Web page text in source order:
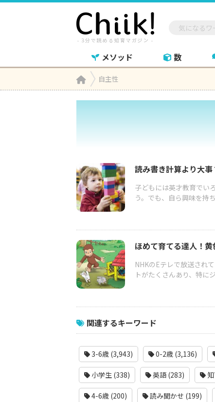
メソッド 数
Home自主性
読み書き計算より大事
子どもには英才教育でい
う。でも、自ら興味を持
ほめて育てる達人！
NHKのEテレで放送され
トがたくさんあり、特に
関連するキーワード
3-6歳 (3,943) 0-2歳 (3,136)
小学生 (338) 英語 (283)
4-6歳 (200) 読み聞かせ (199)